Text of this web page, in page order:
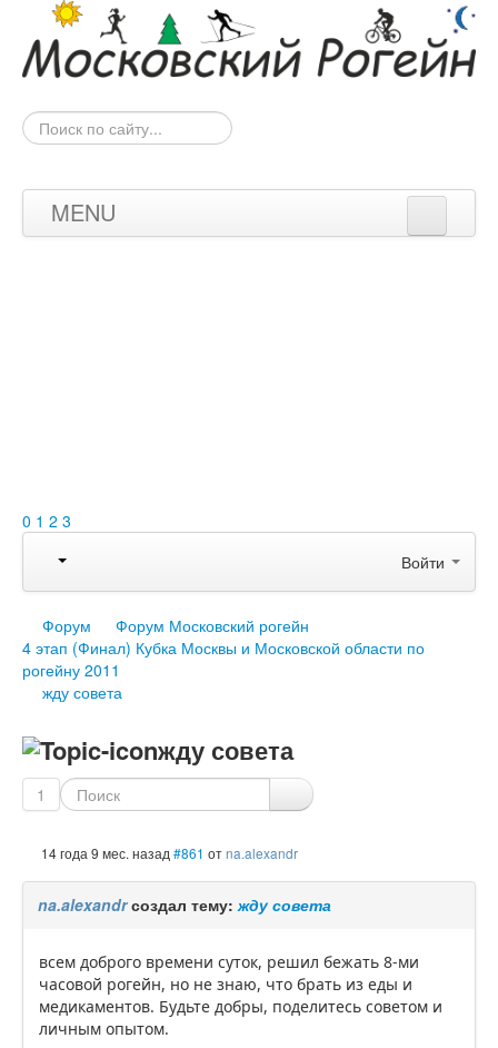
Искать...
MENU
0 1 2 3
Войти
Форум
Форум Московский рогейн
4 этап (Финал) Кубка Москвы и Московской области по
рогейну 2011
жду совета
жду совета
1
14 года 9 мес. назад #861 отna.alexandr
na.alexandrсоздал тему: жду совета
всем доброго времени суток, решил бежать 8-ми
часовой рогейн, но не знаю, что брать из еды и
медикаментов. Будьте добры, поделитесь советом и
личным опытом.